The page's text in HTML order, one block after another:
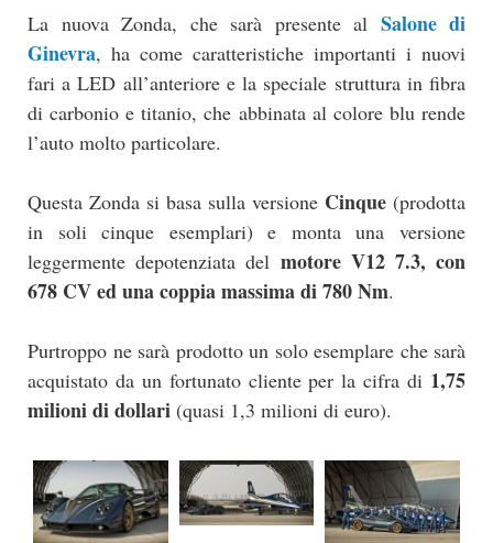
La nuova Zonda, che sarà presente al Salone di
Ginevra, ha come caratteristiche importanti i nuovi
fari a LED all’anteriore e la speciale struttura in fibra
di carbonio e titanio, che abbinata al colore blu rende
l’auto molto particolare.
Questa Zonda si basa sulla versione Cinque (prodotta
in soli cinque esemplari) e monta una versione
leggermente depotenziata del motore V12 7.3, con
678 CV ed una coppia massima di 780 Nm.
Purtroppo ne sarà prodotto un solo esemplare che sarà
acquistato da un fortunato cliente per la cifra di 1,75
milioni di dollari (quasi 1,3 milioni di euro).